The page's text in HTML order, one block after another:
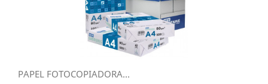
PAPEL FOTOCOPIADORA...